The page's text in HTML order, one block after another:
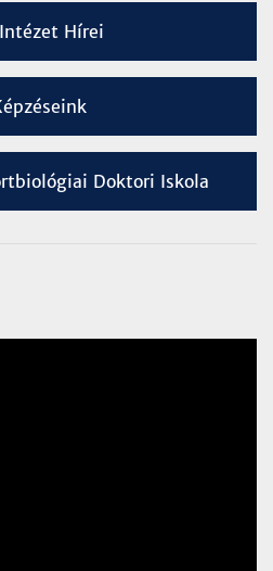
Hírei
Doktori Iskola